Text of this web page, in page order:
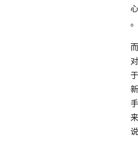
心
。
而
对
于
新
手
来
说